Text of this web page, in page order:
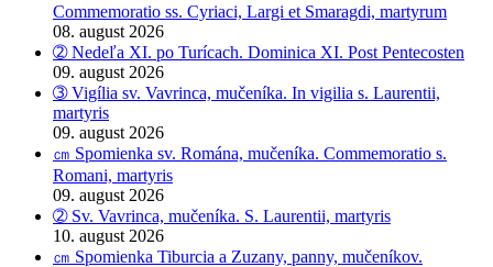
Commemoratio ss. Cyriaci, Largi et Smaragdi, martyrum
08. august 2026
➁ Nedeľa XI. po Turícach. Dominica XI. Post Pentecosten
09. august 2026
➂ Vigília sv. Vavrinca, mučeníka. In vigilia s. Laurentii,
martyris
09. august 2026
㎝ Spomienka sv. Romána, mučeníka. Commemoratio s.
Romani, martyris
09. august 2026
➁ Sv. Vavrinca, mučeníka. S. Laurentii, martyris
10. august 2026
㎝ Spomienka Tiburcia a Zuzany, panny, mučeníkov.